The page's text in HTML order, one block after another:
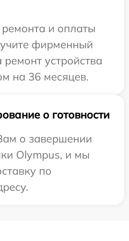
и оплаты
фирменный
устройства
на 36 месяцев.
о готовности
о завершении
Olympus, и мы
по